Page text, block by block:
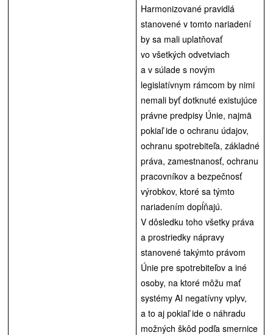
Harmonizované pravidlá
stanovené v tomto nariadení
by sa mali uplatňovať
vo všetkých odvetviach
a v súlade s novým
legislatívnym rámcom by nimi
nemali byť dotknuté existujúce
právne predpisy Únie, najmä
pokiaľ ide o ochranu údajov,
ochranu spotrebiteľa, základné
práva, zamestnanosť, ochranu
pracovníkov a bezpečnosť
výrobkov, ktoré sa týmto
nariadením dopĺňajú.
V dôsledku toho všetky práva
a prostriedky nápravy
stanovené takýmto právom
Únie pre spotrebiteľov a iné
osoby, na ktoré môžu mať
systémy AI negatívny vplyv,
a to aj pokiaľ ide o náhradu
možných škôd podľa smernice